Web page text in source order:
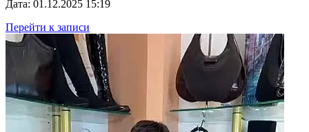
Дата: 01.12.2025 15:19
Перейти к записи